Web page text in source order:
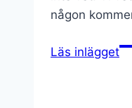
någon
Läs inlägget